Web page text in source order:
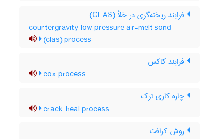
فرایند ریخته‌گری در خلأ (CLAS)
countergravity low pressure air-melt sond
(clas) process
فرایند کاکس
cox process
چاره کاری ترک
crack-heal process
روش کرافت